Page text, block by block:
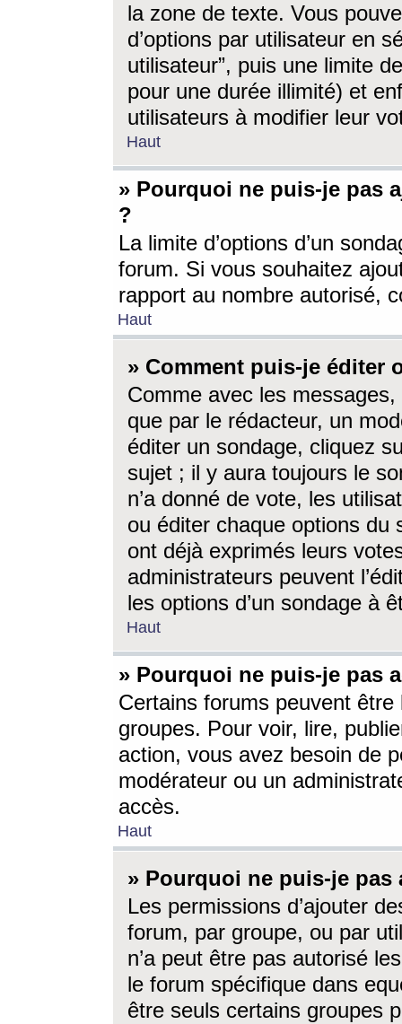
la zone de texte. Vous
d’options par utilisateur en
utilisateur”, puis une limite
pour une durée illimité) et
utilisateurs à modifier leur
Haut
» Pourquoi ne puis-je pas
?
La limite d’options d’un
forum. Si vous souhaitez
rapport au nombre autorisé,
Haut
» Comment puis-je éditer
Comme avec les
que par le rédacteur, un
éditer un sondage, cliquez
sujet ; il y aura toujours le
n’a donné de vote, les
ou éditer chaque options du
ont déjà exprimés leurs
administrateurs peuvent
les options d’un sondage à
Haut
» Pourquoi ne puis-je pas
Certains forums peuvent être
groupes. Pour voir, lire,
action, vous avez besoin de
modérateur ou un
accès.
Haut
» Pourquoi ne puis-je
Les permissions d’ajouter
forum, par groupe, ou par
n’a peut être pas autorisé
le forum spécifique dans
être seuls certains groupes